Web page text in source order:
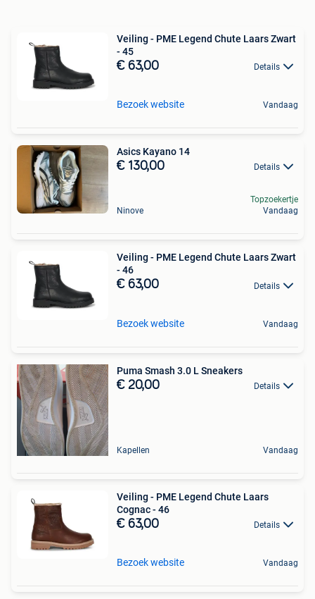
Veiling - PME Legend Chute Laars Zwart
- 45
€ 63,00 Details
Bezoek website Vandaag
Asics Kayano 14
€ 130,00 Details
Ninove
Topzoekertje
Vandaag
Veiling - PME Legend Chute Laars Zwart
- 46
€ 63,00 Details
Bezoek website Vandaag
Puma Smash 3.0 L Sneakers
€ 20,00 Details
Kapellen Vandaag
Veiling - PME Legend Chute Laars
Cognac - 46
€ 63,00 Details
Bezoek website Vandaag